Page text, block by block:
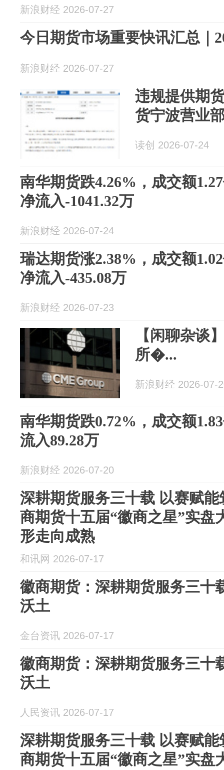
新浪财经 2026-07-27
今日期货市场重要快讯汇总｜
新浪财经 2026-07-27
违规提供期
货宁波营业
读创 2026-07-24
南华期货跌4.26%，成交额
净流入-1041.32万
新浪财经 2026-07-24
瑞达期货涨2.38%，成交额
净流入-435.08万
新浪财经 2026-07-23
【闲聊杂谈
所�...
新浪财经 2026-07-
南华期货跌0.72%，成交额
流入89.28万
新浪财经 2026-07-20
深耕期货服务三十载 以赛赋
商期货十五届“徽商之星”实盘
形走向成熟
和讯网 2026-07-17
徽商期货：深耕期货服务三十
沃土
金台资讯 2026-07-17
徽商期货：深耕期货服务三十
沃土
人民资讯 2026-07-17
深耕期货服务三十载 以赛赋
商期货十五届“徽商之星”实盘